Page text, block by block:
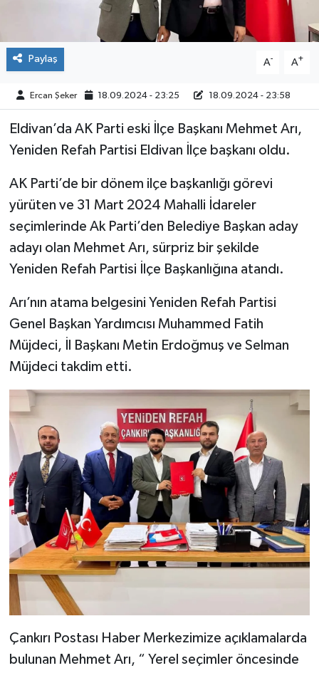
Paylaş A- A+
Ercan Şeker 18.09.2024 - 23:25 18.09.2024 - 23:58
​​​​​Eldivan’da AK Parti eski İlçe Başkanı Mehmet Arı,
Yeniden Refah Partisi Eldivan İlçe başkanı oldu.
AK Parti’de bir dönem ilçe başkanlığı görevi
yürüten ve 31 Mart 2024 Mahalli İdareler
seçimlerinde Ak Parti’den Belediye Başkan aday
adayı olan Mehmet Arı, sürpriz bir şekilde
Yeniden Refah Partisi İlçe Başkanlığına atandı.
Arı’nın atama belgesini Yeniden Refah Partisi
Genel Başkan Yardımcısı Muhammed Fatih
Müjdeci, İl Başkanı Metin Erdoğmuş ve Selman
Müjdeci takdim etti.
Çankırı Postası Haber Merkezimize açıklamalarda
bulunan Mehmet Arı, “ Yerel seçimler öncesinde
TURİZM
MAGAZİN
VEFAT
BÖLGE
DÜNYA